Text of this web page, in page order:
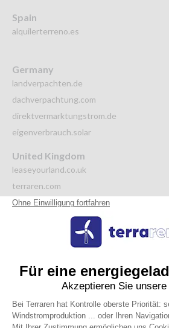
Spain
alquilerterreno.es
Germany
landverpachten.de
dachverpachtung.com
direktvermarktungstrom.de
eigenverbrauch.solar
United Kingdom
leaseyourland.co.uk
terraren.com
autoproduzione.solar
affittoterreno.solar
grondverpachten.nl